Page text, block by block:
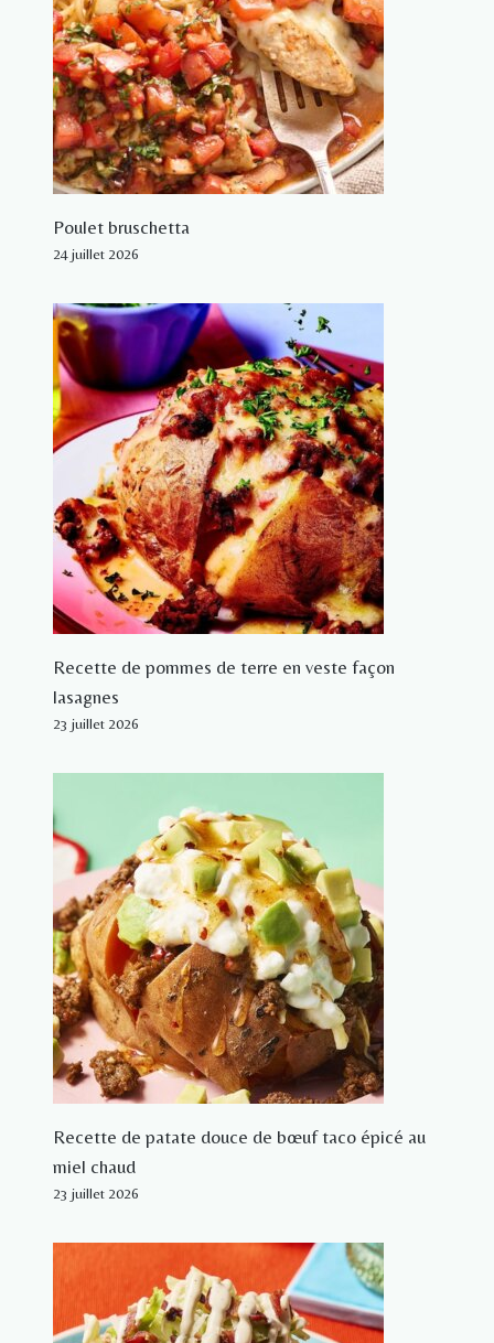
Poulet bruschetta
24 juillet 2026
Recette de pommes de terre en veste façon
lasagnes
23 juillet 2026
Recette de patate douce de bœuf taco épicé au
miel chaud
23 juillet 2026